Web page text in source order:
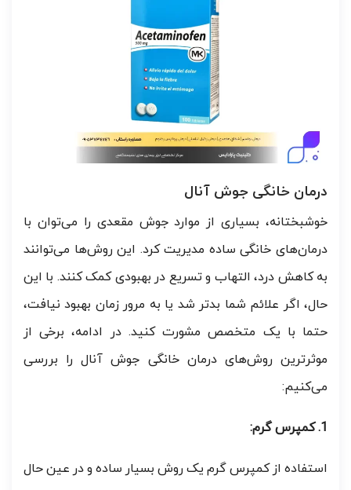
درمان خانگی جوش آنال
خوشبختانه، بسیاری از موارد جوش مقعدی را می‌توان با
درمان‌های خانگی ساده مدیریت کرد. این روش‌ها می‌توانند
به کاهش درد، التهاب و تسریع در بهبودی کمک کنند. با این
حال، اگر علائم شما بدتر شد یا به مرور زمان بهبود نیافت،
حتما با یک متخصص مشورت کنید. در ادامه، برخی از
موثرترین روش‌های درمان خانگی جوش آنال را بررسی
می‌کنیم:
1. کمپرس گرم:
استفاده از کمپرس گرم یک روش بسیار ساده و در عین حال